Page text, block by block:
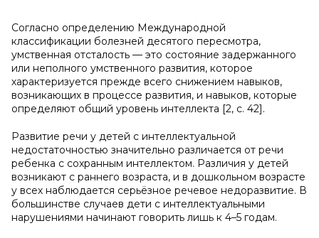
Согласно определению Международной
классификации болезней десятого пересмотра,
умственная отсталость — это состояние задержанного
или неполного умственного развития, которое
характеризуется прежде всего снижением навыков,
возникающих в процессе развития, и навыков, которые
определяют общий уровень интеллекта [2, с. 42].
Развитие речи у детей с интеллектуальной
недостаточностью значительно различается от речи
ребенка с сохранным интеллектом. Различия у детей
возникают с раннего возраста, и в дошкольном возрасте
у всех наблюдается серьёзное речевое недоразвитие. В
большинстве случаев дети с интеллектуальными
нарушениями начинают говорить лишь к 4–5 годам.